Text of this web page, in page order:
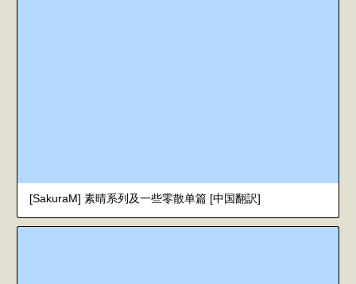
[SakuraM] 素晴系列及一些零散单篇 [中国翻訳]